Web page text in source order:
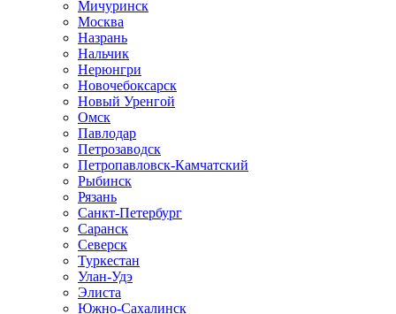
Мичуринск
Москва
Назрань
Нальчик
Нерюнгри
Новочебоксарск
Новый Уренгой
Омск
Павлодар
Петрозаводск
Петропавловск-Камчатский
Рыбинск
Рязань
Санкт-Петербург
Саранск
Северск
Туркестан
Улан-Удэ
Элиста
Южно-Сахалинск